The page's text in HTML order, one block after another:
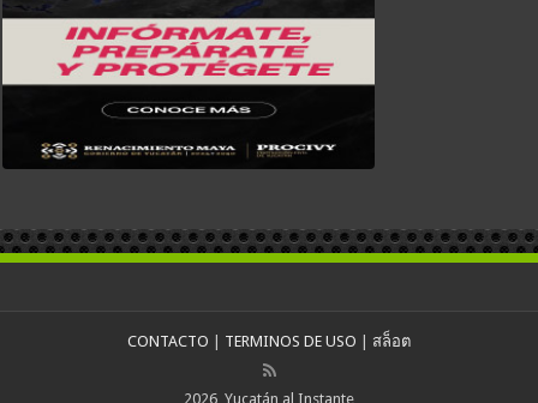
CONTACTO TERMINOS DE USO สล็อต
2026, Yucatán al Instante